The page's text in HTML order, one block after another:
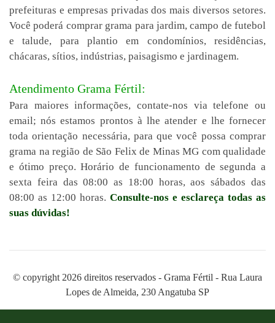
prefeituras e empresas privadas dos mais diversos setores.
Você poderá comprar grama para jardim, campo de futebol
e talude, para plantio em condomínios, residências,
chácaras, sítios, indústrias, paisagismo e jardinagem.
Atendimento Grama Fértil:
Para maiores informações, contate-nos via telefone ou
email; nós estamos prontos à lhe atender e lhe fornecer
toda orientação necessária, para que você possa comprar
grama na região de São Felix de Minas MG com qualidade
e ótimo preço. Horário de funcionamento de segunda a
sexta feira das 08:00 as 18:00 horas, aos sábados das
08:00 as 12:00 horas. Consulte-nos e esclareça todas as
suas dúvidas!
© copyright 2026 direitos reservados - Grama Fértil - Rua Laura
Lopes de Almeida, 230 Angatuba SP